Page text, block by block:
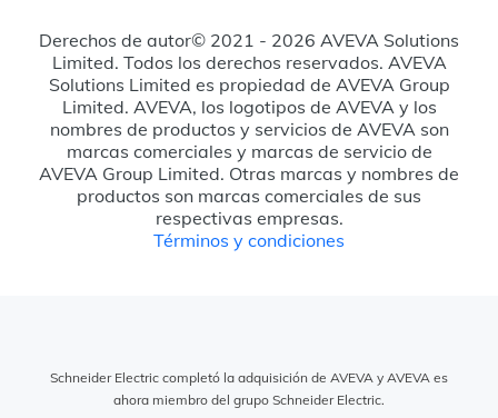
Derechos de autor© 2021 - 2026 AVEVA Solutions
Limited. Todos los derechos reservados. AVEVA
Solutions Limited es propiedad de AVEVA Group
Limited. AVEVA, los logotipos de AVEVA y los
nombres de productos y servicios de AVEVA son
marcas comerciales y marcas de servicio de
AVEVA Group Limited. Otras marcas y nombres de
productos son marcas comerciales de sus
respectivas empresas.
Términos y condiciones
Schneider Electric completó la adquisición de AVEVA y AVEVA es
ahora miembro del grupo Schneider Electric.